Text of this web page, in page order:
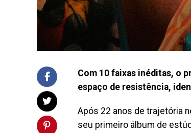
Com 10 faixas inéditas, o
espaço de resistência,
Após 22 anos de trajetória
seu primeiro álbum de